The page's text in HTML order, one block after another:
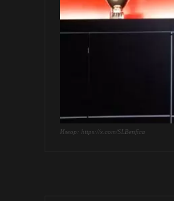
Извор: https://x.com/SLBenfica